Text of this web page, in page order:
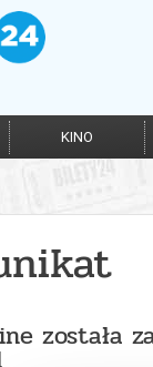
KINO
została